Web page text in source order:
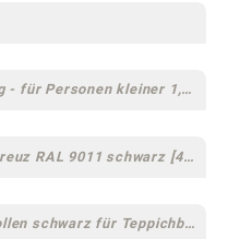
Gasfeder Niedrig - für Personen kleiner 1,60 m
Polyamid Fußkreuz RAL 9011 schwarz [44]
DR1 Rollen schwarz für Teppichböden [10]